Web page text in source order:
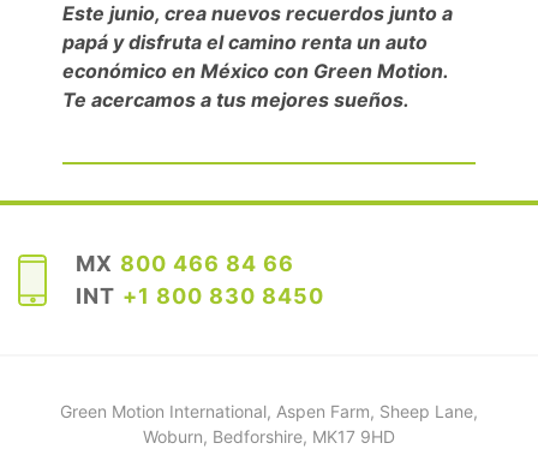
Este junio, crea nuevos recuerdos junto a
papá y disfruta el camino renta un auto
económico en México con Green Motion.
Te acercamos a tus mejores sueños.
MX 800 466 84 66
INT +1 800 830 8450
Green Motion International, Aspen Farm, Sheep Lane,
Woburn, Bedforshire, MK17 9HD